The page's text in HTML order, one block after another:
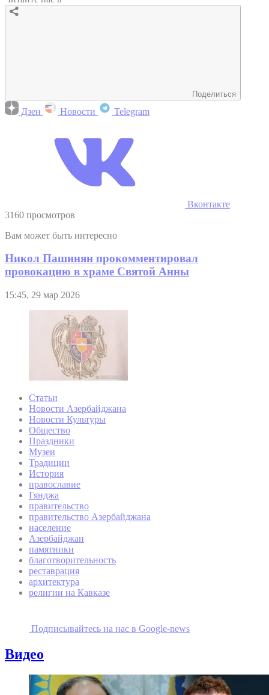
Поделиться
Дзен Новости Telegram
Вконтакте
3160 просмотров
Вам может быть интересно
Никол Пашинян прокомментировал
провокацию в храме Святой Анны
15:45, 29 мар 2026
Статьи
Новости Азербайджана
Новости Культуры
Общество
Праздники
Музеи
Традиции
История
православие
Гянджа
правительство
правительство Азербайджана
население
Азербайджан
памятники
благотворительность
реставрация
архитектура
религии на Кавказе
Подписывайтесь на наc в Google-news
Видео